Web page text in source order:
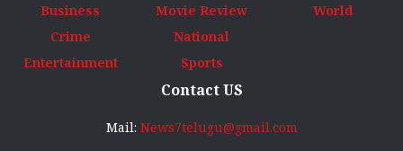
Business
Crime
Entertainment
Movie Review
National
Sports
World
Contact US
Mail: News7telugu@gmail.com